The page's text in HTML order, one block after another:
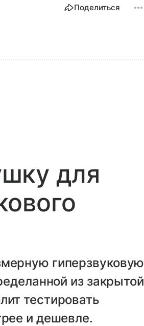
Поделиться
для
гиперзвуковую
из закрытой
тестировать
и дешевле.